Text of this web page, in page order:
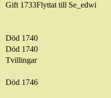
Gift 1733Flyttat till Se_edwi
Död 1740
Död 1740
Tvillingar
Död 1746